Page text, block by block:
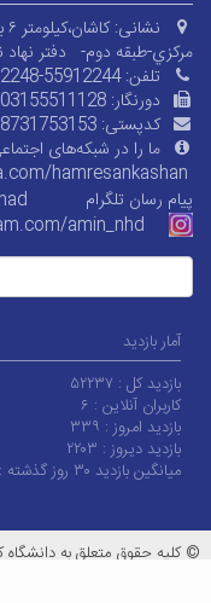
نشانی: کاشان،کیلومتر ۶ بلوار قطب راوندی،
مرکزي-طبقه دوم- دفتر
تلفن:55912244
دورنگار: 03155511128
کدپستی: 8731753153
ما را در شبکه‌های
hamresankashan
پیام رسان تلگرام
amin_nhd
آمار بازدید
بازدید کل : ۵۲۲۳۷
کاربران آنلاین : ۶
بازدید امروز : ۳۳۹
بازدید دیروز : ۲۲۰۳
میانگین بازدید ۳۰ روز گذشته :
© کلیه حقوق متعلق به دانشگاه